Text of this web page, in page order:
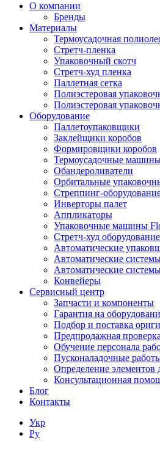
О компании
Бренды
Материалы
Термоусадочная
Стретч-пленка
Упаковочный скотч
Стретч-худ пленка
Паллетная сетка
Полиэстеровая
Полиэстеровая
Оборудование
Паллетоупаковщики
Заклейщики коробов
Формировщики коробов
Термоусадочные
Обандероливатели
Орбитальные
Стреппинг-
Инверторы палет
Аппликаторы
Упаковочные машины
Стретч-худ оборудование
Автоматические
Автоматические
Автоматические
Конвейеры
Сервисный центр
Запчасти и компоненты
Гарантия на
Подбор и поставка
Предпродажная проверка
Обучение персонала
Пусконаладочные
Определение элементов
Консультационная
Блог
Контакты
Укр
Ру